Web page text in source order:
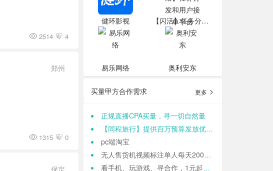
2514 4
郑州
1315 0
保定
健环影视 【闪活】任务分发和用户接单平台
易乐网络 奥利安东
买量甲方合作需求 更多
正规直播CPA买量，寻一切自然量
【同程旅行】提供百万预算发放优惠券，寻cps流量渠道
pc端淘宝
无人售货机视频标注单人每天200+适合各种人群 结算:日结
看手机、玩游戏、寻合作，1元起提现，零门槛加入,轻轻松松日结,寻找合作小伙伴（CPA/CPL）